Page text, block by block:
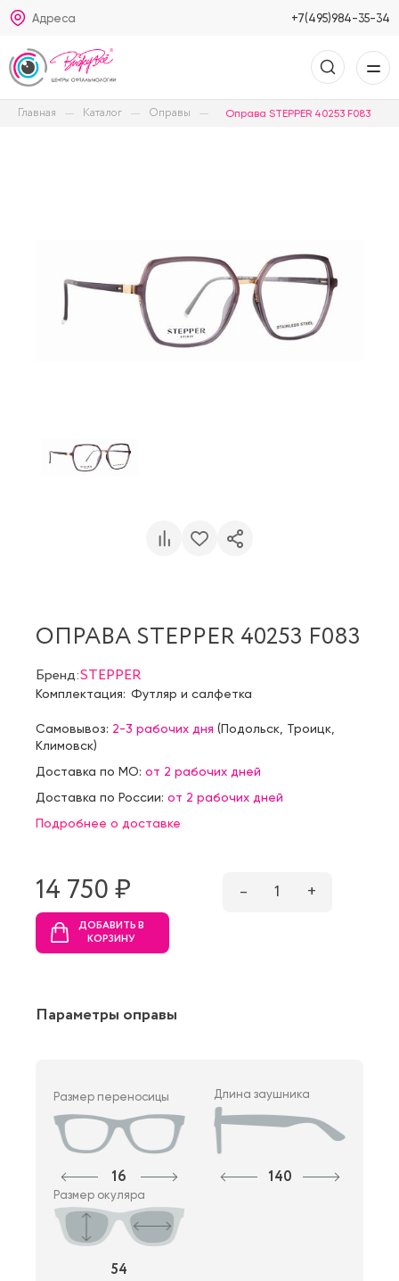
Адреса +7(495)984-35-34
Главная Каталог Оправы Оправа STEPPER 40253 F083
ОПРАВА STEPPER 40253 F083
Бренд:STEPPER
Комплектация: Футляр и салфетка
Самовывоз: 2-3 рабочих дня (Подольск Троицк
Климовск)
Доставка по МО: от 2 рабочих дней
Доставка по России: от 2 рабочих дней
Подробнее о доставке
14 750 ₷ – 1 +
ДОБАВИТЬ В
КОРЗИНУ
Параметры оправы
Размер переносицы
16
Длина заушника
140
Размер окуляра
54